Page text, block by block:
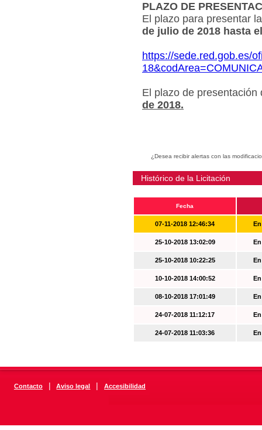
PLAZO DE
El plazo para presentar
de julio de 2018 hasta
https://sede.red.gob.es/
El plazo de
de 2018.
¿Desea recibir alertas con las
Histórico de la Licitación
Fecha
07-11-2018 12:46:34
25-10-2018 13:02:09
25-10-2018 10:22:25
10-10-2018 14:00:52
08-10-2018 17:01:49
24-07-2018 11:12:17
24-07-2018 11:03:36
Contacto | Aviso legal | Accesibilidad